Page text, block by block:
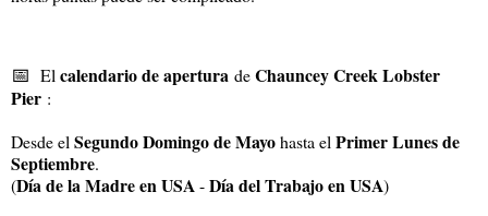
📅 Elcalendario de apertura deChauncey Creek Lobster
Pier :
Desde elSegundo Domingo de Mayohasta elPrimer Lunes de
Septiembre.
(Día de la Madre en USA-Día del Trabajo en USA)